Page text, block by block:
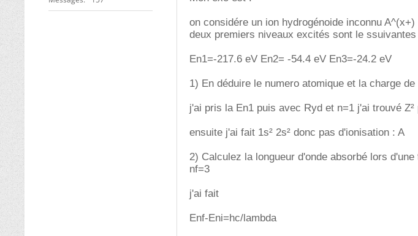
on considére un ion hydrogénoide inconnu
deux premiers niveaux excités sont le ssuivantes
En1=-217.6 eV En2= -54.4 eV En3=-24.2 eV
1) En déduire le numero atomique et la charge de
j'ai pris la En1 puis avec Ryd et n=1 j'ai trouvé Z²
ensuite j'ai fait 1s² 2s² donc pas d'ionisation : A
2) Calculez la longueur d'onde absorbé lors
nf=3
j'ai fait
Enf-Eni=hc/lambda